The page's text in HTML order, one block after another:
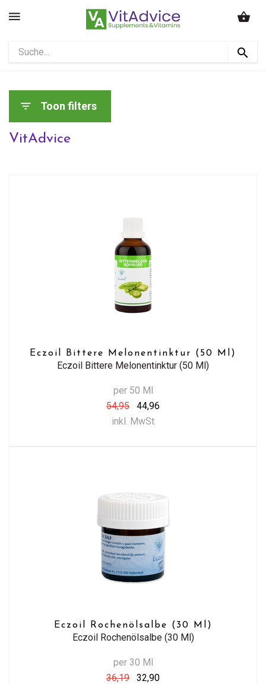
Toon filters
VitAdvice
Eczoil Bittere Melonentinktur (50 Ml)
Eczoil Bittere Melonentinktur (50 Ml)
per 50 Ml
54,95
44,96
inkl. MwSt
Eczoil Rochenölsalbe (30 Ml)
Eczoil Rochenölsalbe (30 Ml)
per 30 Ml
36,19
32,90